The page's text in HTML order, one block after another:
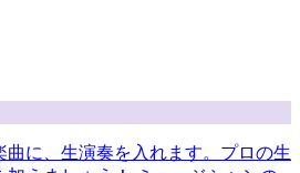
曲に、生演奏を入れます。プロの生